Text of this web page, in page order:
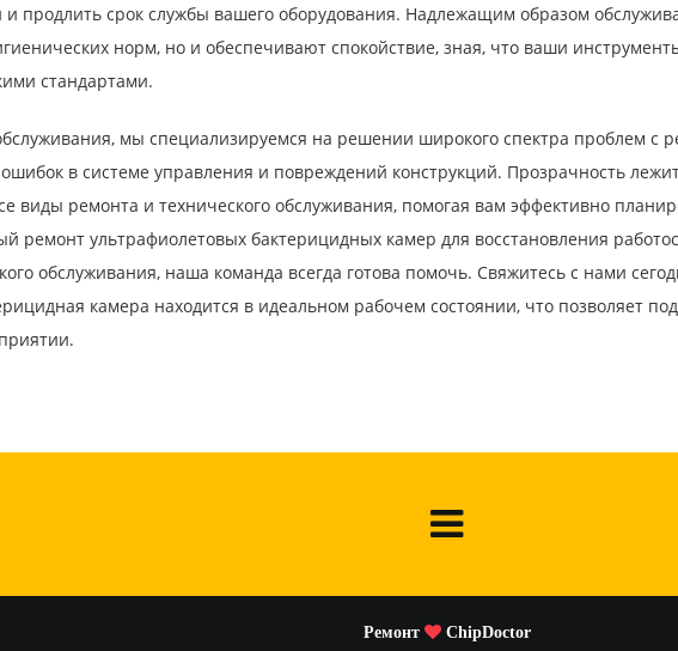
и продлить срок службы вашего оборудования. Надлежащим образом
норм, но и обеспечивают спокойствие, зная, что ваши
стандартами.
мы специализируемся на решении широкого спектра проблем с
в системе управления и повреждений конструкций. Прозрачность
виды ремонта и технического обслуживания, помогая вам эффективно
ремонт ультрафиолетовых бактерицидных камер для восстановления
обслуживания, наша команда всегда готова помочь. Свяжитесь с нами
камера находится в идеальном рабочем состоянии, что позволяет
Ремонт ChipDoctor